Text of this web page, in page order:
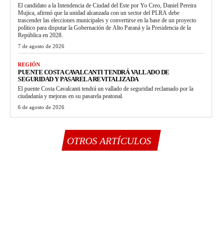
El candidato a la Intendencia de Ciudad del Este por Yo Creo, Daniel Pereira
Mujica, afirmó que la unidad alcanzada con un sector del PLRA debe
trascender las elecciones municipales y convertirse en la base de un proyecto
político para disputar la Gobernación de Alto Paraná y la Presidencia de la
República en 2028.
7 de agosto de 2026
REGIÓN
PUENTE COSTA CAVALCANTI TENDRÁ VALLADO DE
SEGURIDAD Y PASARELA REVITALIZADA
El puente Costa Cavalcanti tendrá un vallado de seguridad reclamado por la
ciudadanía y mejoras en su pasarela peatonal.
6 de agosto de 2026
OTROS ARTÍCULOS